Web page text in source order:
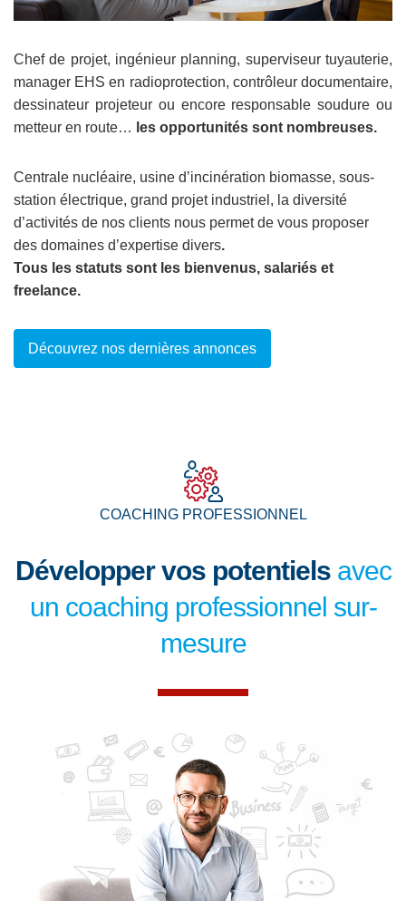
Chef de projet, ingénieur planning, superviseur tuyauterie,
manager EHS en radioprotection, contrôleur documentaire,
dessinateur projeteur ou encore responsable soudure ou
metteur en route… les opportunités sont nombreuses.
Centrale nucléaire, usine d’incinération biomasse, sous-
station électrique, grand projet industriel, la diversité
d’activités de nos clients nous permet de vous proposer
des domaines d’expertise divers.
Tous les statuts sont les bienvenus, salariés et
freelance.
Découvrez nos dernières annonces
COACHING PROFESSIONNEL
Développer vos potentielsavec
un coaching professionnel sur-
mesure